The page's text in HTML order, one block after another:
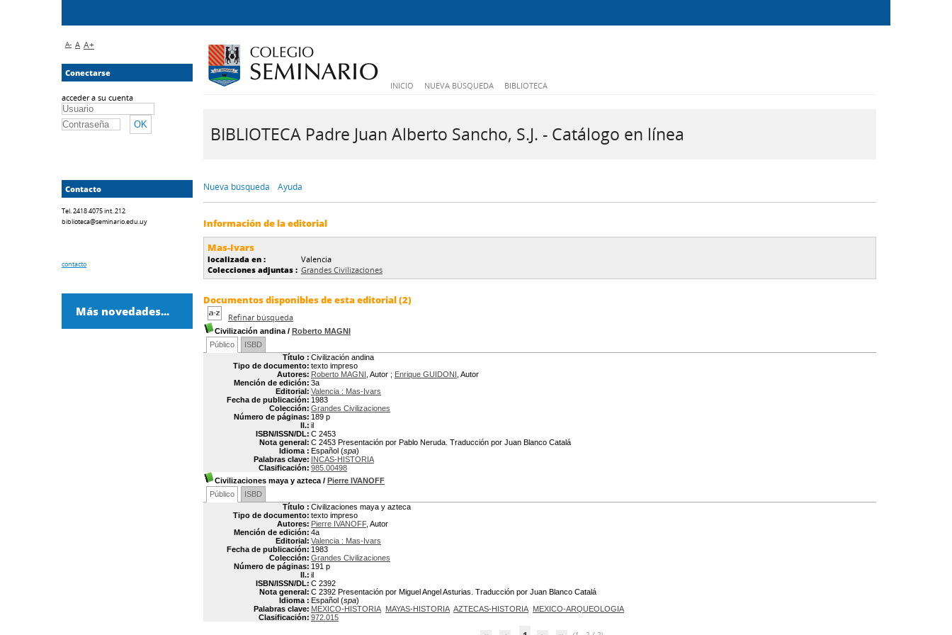
INICIO NUEVA BÚSQUEDA BIBLIOTECA
BIBLIOTECA Padre Juan Alberto Sancho, S.J. - Catálogo en línea
Nueva búsqueda Ayuda
Información de la editorial
Mas-Ivars
localizada en :
Valencia
Colecciones adjuntas : Grandes Civilizaciones
Documentos disponibles de esta editorial (2)
Refinar búsqueda
Civilización andina / Roberto MAGNI
Público
ISBD
Título : Civilización andina
Tipo de documento: texto impreso
Autores: Roberto MAGNI , Autor ; Enrique GUIDONI , Autor
Mención de edición: 3a
Editorial: Valencia : Mas-Ivars
Fecha de publicación: 1983
Colección: Grandes Civilizaciones
Número de páginas: 189 p
Il.: il
ISBN/ISSN/DL: C 2453
Nota general: C 2453 Presentación por Pablo Neruda. Traducción por Juan Blanco Catalá
Idioma : Español (spa)
Palabras clave: INCAS-HISTORIA
Clasificación: 985.00498
Civilizaciones maya y azteca / Pierre IVANOFF
Público
ISBD
Título : Civilizaciones maya y azteca
Tipo de documento: texto impreso
Autores: Pierre IVANOFF, Autor
Mención de edición: 4a
Editorial: Valencia : Mas-Ivars
Fecha de publicación: 1983
Colección: Grandes Civilizaciones
Número de páginas: 191 p
Il.: il
ISBN/ISSN/DL: C 2392
Nota general: C 2392 Presentación por Miguel Angel Asturias. Traducción por Juan Blanco Catalá
Idioma : Español (spa)
Palabras clave: MEXICO-HISTORIA MAYAS-HISTORIA AZTECAS-HISTORIA MEXICO-ARQUEOLOGIA
Clasificación: 972.015
A- A A+
Conectarse
acceder a su cuenta
Contacto
Tel. 2418 4075 int. 212
biblioteca@seminario.edu.uy
contacto
Más novedades...